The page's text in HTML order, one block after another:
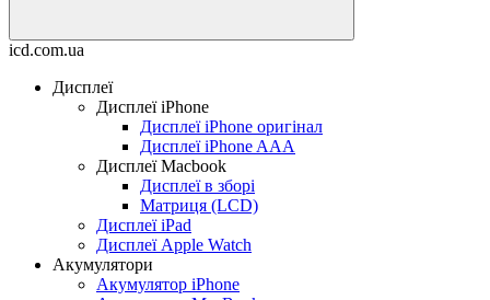
icd.com.ua
Дисплеї
Дисплеї iPhone
Дисплеї iPhone оригінал
Дисплеї iPhone AAA
Дисплеї Macbook
Дисплеї в зборі
Матриця (LCD)
Дисплеї iPad
Дисплеї Apple Watch
Акумулятори
Акумулятор iPhone